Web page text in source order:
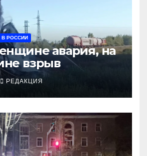
В РОССИИ
авария, на
взрыв
РЕДАКЦИЯ